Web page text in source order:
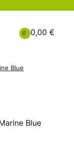
0 0,00 €
Blue